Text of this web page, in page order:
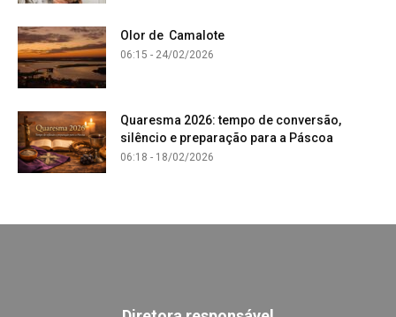
Olor de Camalote
06:15 - 24/02/2026
Quaresma 2026: tempo de conversão,
silêncio e preparação para a Páscoa
06:18 - 18/02/2026